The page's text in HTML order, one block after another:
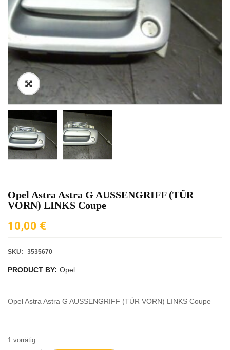
Opel Astra Astra G AUSSENGRIFF (TÜR
VORN) LINKS Coupe
10,00 €
SKU: 3535670
PRODUCT BY: Opel
Opel Astra Astra G AUSSENGRIFF (TÜR VORN) LINKS Coupe
1 vorrätig